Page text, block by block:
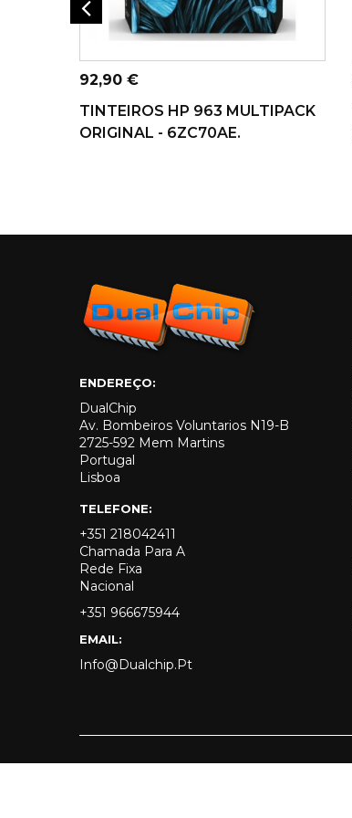
ADICIONAR AO
CARRINHO
Preço
92,90 €
TINTEIROS HP 963 MULTIPACK
ORIGINAL - 6ZC70AE.
ENDEREÇO:
DualChip
Av. Bombeiros Voluntarios N19-B
2725-592 Mem Martins
Portugal
Lisboa
TELEFONE:
+351 218042411
Chamada Para A
Rede Fixa
Nacional
+351 966675944
EMAIL:
Info@dualchip.pt